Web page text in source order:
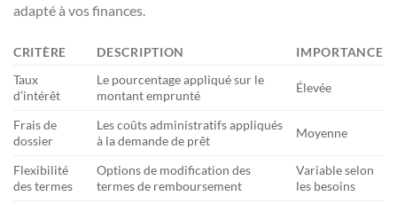
adapté à vos finances.
CRITÈRE DESCRIPTION
IMPORTANCE
Taux
d’intérêt
Le pourcentage appliqué sur le
montant emprunté
Élevée
Frais de
dossier
Les coûts administratifs appliqués
à la demande de prêt
Moyenne
Flexibilité
des termes
Options de modification des
termes de remboursement
Variable selon
les besoins